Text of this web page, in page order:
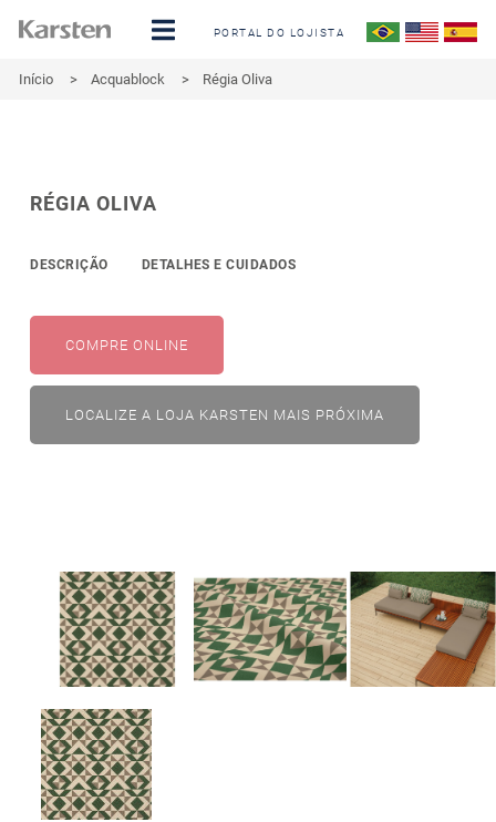
PORTAL DO LOJISTA
Início > Acquablock > Régia Oliva
RÉGIA OLIVA
DESCRIÇÃO DETALHES E CUIDADOS
COMPRE ONLINE
LOCALIZE A LOJA KARSTEN MAIS PRÓXIMA